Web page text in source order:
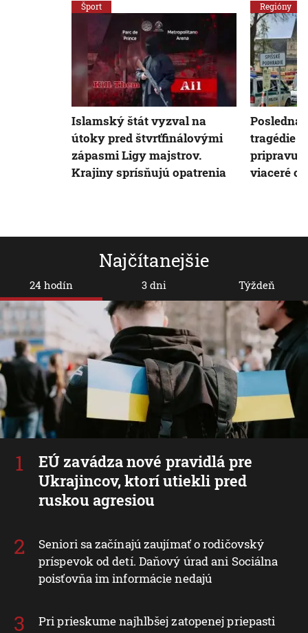
Najčítanejšie
24 hodín
EÚ zavádza nové pravidlá pre
Ukrajincov, ktorí utiekli pred
ruskou agresiou
Seniori sa začínajú zaujímať o rodičovský
príspevok od detí. Daňový úrad ani Sociálna
poisťovňa im informácie nedajú
Pri prieskume najhlbšej zatopenej priepasti
3 dni Týždeň
Šport
Islamský štát vyzval na
útoky pred štvrťfinálovými
zápasmi Ligy majstrov.
Krajiny sprísňujú opatrenia
Regióny
Posledná
tragédie
viaceré